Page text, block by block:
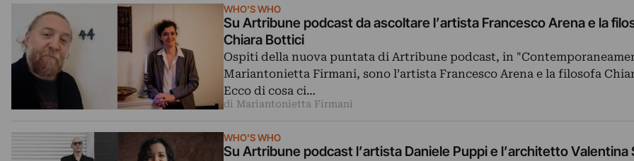
WHO'S WHO
Su Artribune podcast da ascoltare l’artista Francesco Arena e la
Chiara Bottici
Ospiti della nuova puntata di Artribune podcast, in
Mariantonietta Firmani, sono l’artista Francesco Arena e la filosofa
Ecco di cosa ci…
di Mariantonietta Firmani
WHO'S WHO
Su Artribune podcast l’artista Daniele Puppi e l’architetto Valentina